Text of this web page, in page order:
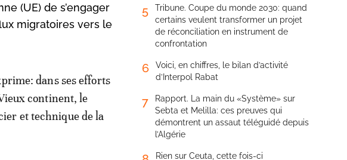
(UE) de s’engager
migratoires vers le
dans ses efforts
continent, le
et technique de la
5
Tribune. Coupe du monde 2030: quand
certains veulent transformer un projet
de réconciliation en instrument de
confrontation
6
Voici, en chiffres, le bilan d’activité
d’Interpol Rabat
7
Rapport. La main du «Système» sur
Sebta et Melilla: ces preuves qui
démontrent un assaut téléguidé depuis
l’Algérie
Rien sur Ceuta, cette fois-ci